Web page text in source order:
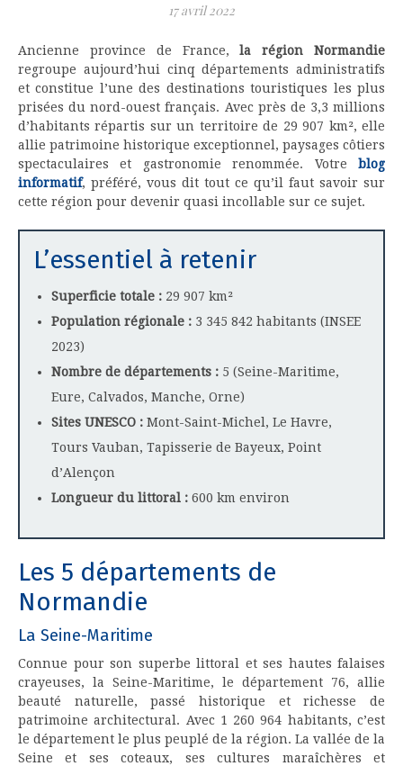
17 avril 2022
Ancienne province de France,la région Normandie
regroupe aujourd’hui cinq départements administratifs
et constitue l’une des destinations touristiques les plus
prisées du nord-ouest français. Avec près de 3,3 millions
d’habitants répartis sur un territoire de 29 907 km², elle
allie patrimoine historique exceptionnel, paysages côtiers
spectaculaires et gastronomie renommée. Votre blog
informatif, préféré, vous dit tout ce qu’il faut savoir sur
cette région pour devenir quasi incollable sur ce sujet.
L’essentiel à retenir
Superficie totale : 29 907 km²
Population régionale : 3 345 842 habitants (INSEE
2023)
Nombre de départements : 5 (Seine-Maritime,
Eure, Calvados, Manche, Orne)
Sites UNESCO : Mont-Saint-Michel, Le Havre,
Tours Vauban, Tapisserie de Bayeux, Point
d’Alençon
Longueur du littoral : 600 km environ
Les 5 départements de
Normandie
La Seine-Maritime
Connue pour son superbe littoral et ses hautes falaises
crayeuses, la Seine-Maritime, le département 76, allie
beauté naturelle, passé historique et richesse de
patrimoine architectural. Avec 1 260 964 habitants, c’est
le département le plus peuplé de la région. La vallée de la
Seine et ses coteaux, ses cultures maraîchères et